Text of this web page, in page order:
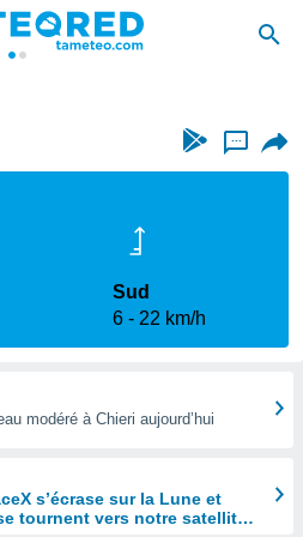
...
Sud
6
22 km/h
modéré à Chieri aujourd’hui
s’écrase sur la Lune et
tournent vers notre satellite à